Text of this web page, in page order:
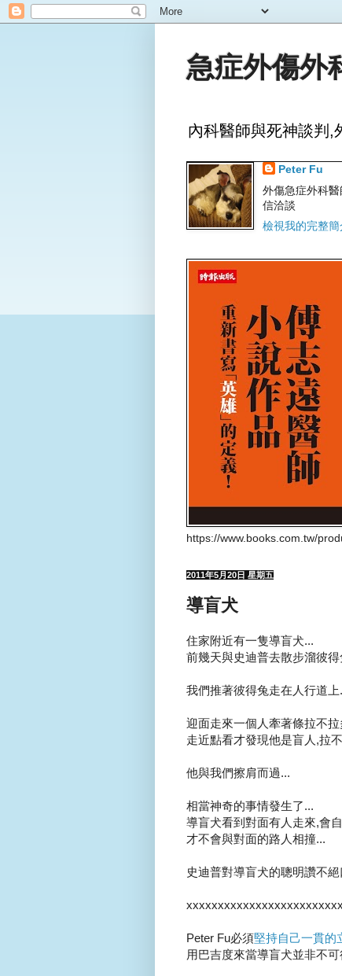
急症外傷外
內科醫師與死神談判,
Peter Fu
外傷急症外科
信洽談
檢視我的完整簡
https://www.books.com.tw/
2011年5月20日 星期五
導盲犬
住家附近有一隻導盲犬...
前幾天與史迪普去散步溜彼
我們推著彼得兔走在人行道上
迎面走來一個人牽著條拉不拉
走近點看才發現他是盲人,拉
他與我們擦肩而過...
相當神奇的事情發生了...
導盲犬看到對面有人走來,會
才不會與對面的路人相撞...
史迪普對導盲犬的聰明讚不絕
Peter Fu必須堅持自己一貫的
用巴吉度來當導盲犬並非不可